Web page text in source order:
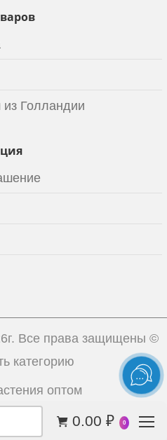
0.00 ₽ 0
Голландии
Все права защищены ©
категорию
оптом